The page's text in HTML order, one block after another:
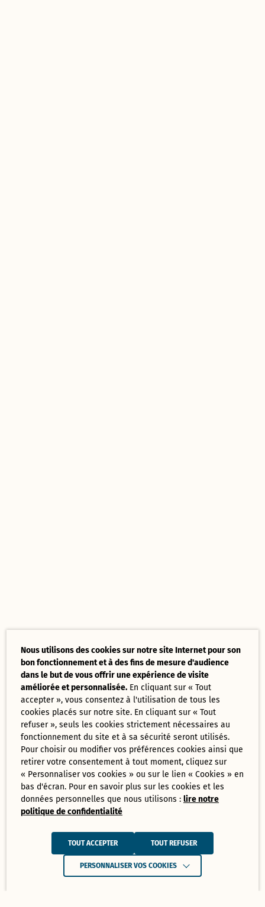
Nous utilisons des cookies sur notre site Internet pour son
bon fonctionnement et à des fins de mesure d'audience
dans le but de vous offrir une expérience de visite
améliorée et personnalisée. En cliquant sur « Tout
accepter », vous consentez à l'utilisation de tous les
cookies placés sur notre site. En cliquant sur « Tout
refuser », seuls les cookies strictement nécessaires au
fonctionnement du site et à sa sécurité seront utilisés.
Pour choisir ou modifier vos préférences cookies ainsi que
retirer votre consentement à tout moment, cliquez sur
« Personnaliser vos cookies » ou sur le lien « Cookies » en
bas d'écran. Pour en savoir plus sur les cookies et les
données personnelles que nous utilisons :lire notre
politique de confidentialité
TOUT ACCEPTER TOUT REFUSER
PERSONNALISER VOS COOKIES